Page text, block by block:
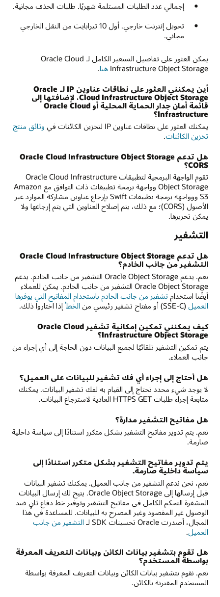
إجمالي عدد الطلبات المستلمة شهريًا. طلبات الحذف مجانية.
تحويل إنترنت خارجي. أول 10 تيرابايت من النقل الخارجي
مجاني.
يمكن العثور على تفاصيل التسعير الكامل لـ Oracle Cloud
Infrastructure Object Storage هنا.
أين يمكنني العثور على نطاقات عناوين IP لـ Oracle
Cloud Infrastructure Object Storage، لإضافتها إلى
قائمة أمان جدار الحماية المحلية أو Oracle Cloud
Infrastructure؟
يمكنك العثور على نطاقات عناوين IP لتخزين الكائنات في
وثائق منتج
تخزين الكائنات.
هل تدعم Oracle Cloud Infrastructure Object Storage
CORS؟
تقوم الواجهة البرمجية لتطبيقات Oracle Cloud Infrastructure
Object Storage وواجهة برمجة تطبيقات ذات التوافق مع Amazon
S3 ووواجهة برمجة تطبيقات Swift بإرجاع عناوين مشاركة الموارد عبر
الأصول (CORS)؛ مع ذلك، يتم إصلاح العناوين التي يتم إرجاعها ولا
يمكن تحريرها.
التشفير
هل تدعم Oracle Cloud Infrastructure Object Storage
التشفير من جانب الخادم؟
نعم. يدعم Oracle Object Storage التشفير من جانب الخادم. يدعم
Oracle Object Storage التشفير من جانب الخادم. يمكن للعملاء
أيضًا استخدام تشفير من جانب الخادم باستخدام المفاتيح التي يوفرها
العميل (SSE-C) أو مفتاح تشفير رئيسي من الخطأ إذا اختاروا ذلك.
كيف يمكنني تمكين إمكانية تشفير Oracle Cloud
Infrastructure Object Storage؟
يتم تمكين التشفير تلقائيًا لجميع البيانات دون الحاجة إلى أي إجراء من
جانب العملاء.
هل أحتاج إلى إجراء أي فك تشفير للبيانات على العميل؟
لا يوجد شيء محدد تحتاج إلى القيام به لفك تشفير البيانات. يمكنك
متابعة إجراء طلبات HTTPS GET العادية لاسترجاع البيانات.
هل مفاتيح التشفير مدارة؟
نعم. يتم تدوير مفاتيح التشفير بشكل متكرر استنادًا إلى سياسة داخلية
صارمة.
يتم تدوير مفاتيح التشفير بشكل متكرر استنادًا إلى
سياسة داخلية صارمة.
نعم، نحن ندعم التشفير من جانب العميل. يمكنك تشفير البيانات
قبل إرسالها إلى Oracle Object Storage. يتيح لك إرسال البيانات
المشفرة التحكم الكامل في مفاتيح التشفير وتوفير خط دفاع ثانٍ ضد
الوصول غير المقصود وغير المصرح به للبيانات. للمساعدة في هذا
المجال، أصدرت Oracle تحسينات SDK لـ
التشفير من جانب
العميل.
هل تقوم بتشفير بيانات الكائن وبيانات التعريف المعرفة
بواسطة المستخدم؟
نعم. نقوم بتشفير بيانات الكائن وبيانات التعريف المعرفة بواسطة
المستخدم المقترنة بالكائن.